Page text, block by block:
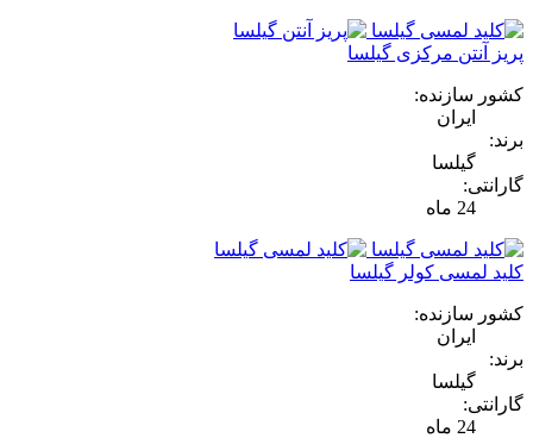
پریز آنتن مرکزی گیلسا
کشور سازنده:
ایران
برند:
گیلسا
گارانتی:
24 ماه
کلید لمسی کولر گیلسا
کشور سازنده:
ایران
برند:
گیلسا
گارانتی:
24 ماه